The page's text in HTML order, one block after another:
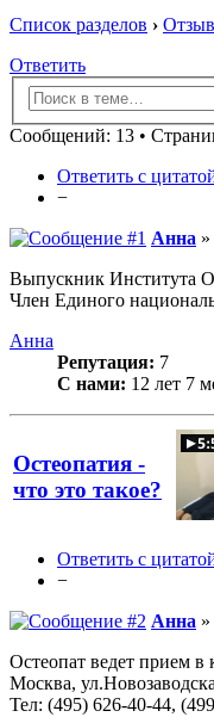
Список разделов ›
Ответить
Сообщений: 13 •
Ответить с
−
Анна
Выпускник Института
Член Единого
Анна
Репутация: 7
С нами: 12 лет 7
Остеопатия -
что это такое?
Ответить с
−
Анна
Остеопат ведет прием
Москва,
Тел: (495) 626-40-44,